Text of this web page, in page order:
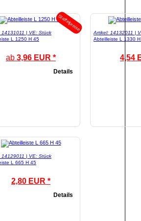
Staffelpreise
14131011 | VE: Stück
L 1250 H 45
ab 3,96 EUR *
Details
Artikel: 14132011 |
Abteilleiste L 1330
4,54
14129011 | VE: Stück
L 665 H 45
2,80 EUR *
Details